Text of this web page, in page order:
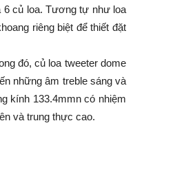
6 củ loa. Tương tự như loa
riêng biệt để thiết đặt
đó, củ loa tweeter dome
những âm treble sáng và
kính 133.4mmn có nhiệm
và trung thực cao.